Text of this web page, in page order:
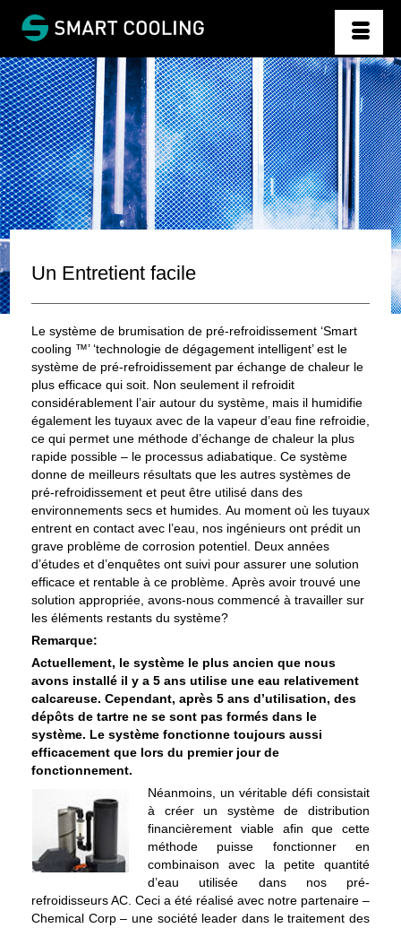
Un Entretient facile
Le système de brumisation de pré-refroidissement ‘Smart
cooling ™’ ‘technologie de dégagement intelligent’ est le
système de pré-refroidissement par échange de chaleur le
plus efficace qui soit. Non seulement il refroidit
considérablement l’air autour du système, mais il humidifie
également les tuyaux avec de la vapeur d’eau fine refroidie,
ce qui permet une méthode d’échange de chaleur la plus
rapide possible – le processus adiabatique. Ce système
donne de meilleurs résultats que les autres systèmes de
pré-refroidissement et peut être utilisé dans des
environnements secs et humides. Au moment où les tuyaux
entrent en contact avec l’eau, nos ingénieurs ont prédit un
grave problème de corrosion potentiel. Deux années
d’études et d’enquêtes ont suivi pour assurer une solution
efficace et rentable à ce problème. Après avoir trouvé une
solution appropriée, avons-nous commencé à travailler sur
les éléments restants du système?
Remarque:
Actuellement, le système le plus ancien que nous
avons installé il y a 5 ans utilise une eau relativement
calcareuse. Cependant, après 5 ans d’utilisation, des
dépôts de tartre ne se sont pas formés dans le
système. Le système fonctionne toujours aussi
efficacement que lors du premier jour de
fonctionnement.
Néanmoins, un véritable défi consistait
à créer un système de distribution
financièrement viable afin que cette
méthode puisse fonctionner en
combinaison avec la petite quantité
d’eau utilisée dans nos pré-
refroidisseurs AC. Ceci a été réalisé avec notre partenaire –
Chemical Corp – une société leader dans le traitement des